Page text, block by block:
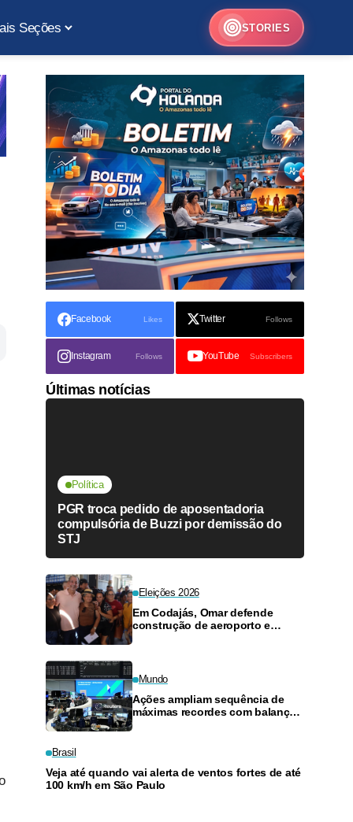
Seções STORIES
Facebook Likes Twitter Follows
Instagram Follows YouTube Subscribers
Últimas notícias
Política
PGR troca pedido de aposentadoria
compulsória de Buzzi por demissão do
STJ
Eleições 2026
Em Codajás, Omar defende
construção de aeroporto e
Mundo
Ações ampliam sequência de
máximas recordes com balanços
Brasil
Veja até quando vai alerta de ventos fortes de até
100 km/h em São Paulo